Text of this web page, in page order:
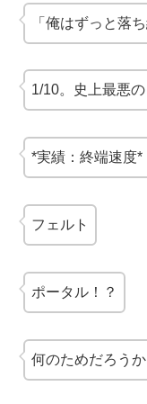
「俺はずっと落
1/10。史上最悪の
*実績：終端速度*
フェルト
ポータル！？
何のためだろう